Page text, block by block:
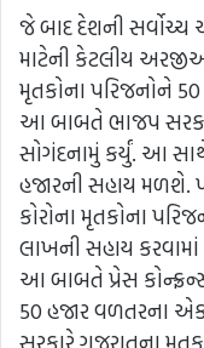
જે બાદ દેશની
માટેની કેટલીય
મૃતકોના પરિજનોને
આ બાબતે ભાજપ સરકાર
સોગંદનામું કર્યું. આ
હજારની સહાય
કોરોના મૃતકોના
લાખની સહાય
આ બાબતે પ્રેસ
50 હજાર વળતરના